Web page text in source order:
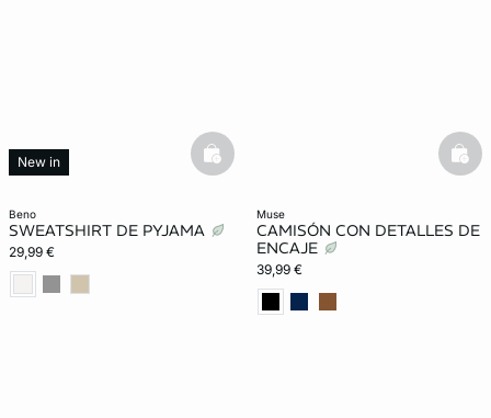
beno
SWEATSHIRT DE PYJAMA
29,99 €
New in basketfull
muse
CAMISÓN CON DETALLES DE
ENCAJE
39,99 €